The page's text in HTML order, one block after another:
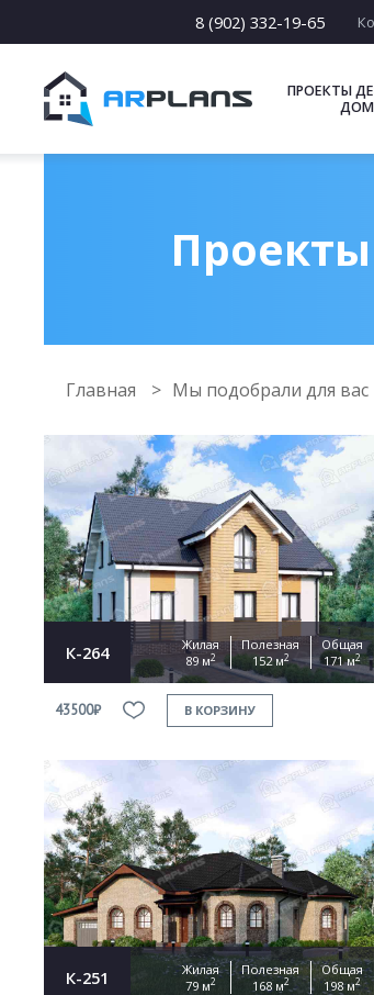
8 (902) 332-19-65
ПРОЕКТЫ
Главная Мы подобрали для вас
К-264
Жилая
89 м2
Полезная
152 м2
Общая
171 м2
43500₽ В КОРЗИНУ
К-251
Жилая
79 м2
Полезная
168 м2
Общая
198 м2